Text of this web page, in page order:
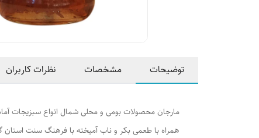
توضیحات مشخصات نظرات کاربران
مارجان محصولات بومی و محلی شمال انواع سبزیجات
همراه با طعمی بکر و ناب آمیخته با فرهنگ سنت استان